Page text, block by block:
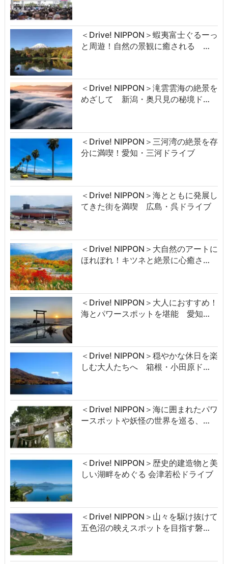
＜Drive! NIPPON＞蝦夷富士ぐるーっ
と周遊！自然の景観に癒される …
＜Drive! NIPPON＞滝雲雲海の絶景を
めざして 新潟・奥只見の秘境ド…
＜Drive! NIPPON＞三河湾の絶景を存
分に満喫！愛知・三河ドライブ
＜Drive! NIPPON＞海とともに発展し
てきた街を満喫 広島・呉ドライブ
＜Drive! NIPPON＞大自然のアートに
ほれぼれ！キツネと絶景に心癒さ…
＜Drive! NIPPON＞大人におすすめ！
海とパワースポットを堪能 愛知…
＜Drive! NIPPON＞穏やかな休日を楽
しむ大人たちへ 箱根・小田原ド…
＜Drive! NIPPON＞海に囲まれたパワ
ースポットや妖怪の世界を巡る、…
＜Drive! NIPPON＞歴史的建造物と美
しい湖畔をめぐる 会津若松ドライブ
＜Drive! NIPPON＞山々を駆け抜けて
五色沼の映えスポットを目指す磐…